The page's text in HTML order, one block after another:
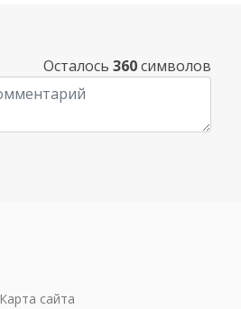
Осталось 360символов
Карта сайта